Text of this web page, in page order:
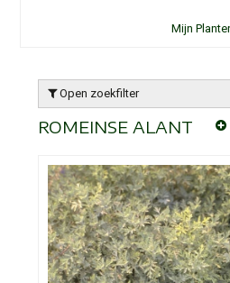
Mijn
Open zoekfilter
ROMEINSE ALANT